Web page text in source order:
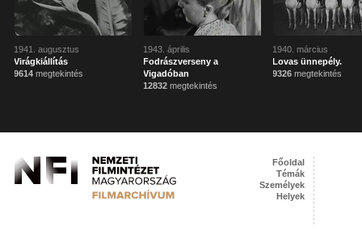
1941. augusztus
Virágkiállítás
9614 megtekintés
1943. április
Fodrászverseny a
Vigadóban
12832 megtekintés
1940. március
Lovas ünnepély.
9326 megtekintés
Főoldal
Témák
Személyek
Helyek